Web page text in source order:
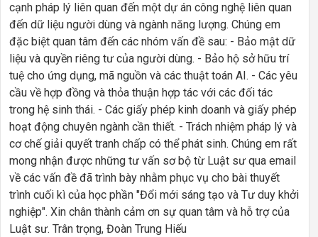
cạnh pháp lý liên quan đến một dự án công nghệ liên quan
đến dữ liệu người dùng và ngành năng lượng. Chúng em
đặc biệt quan tâm đến các nhóm vấn đề sau: - Bảo mật dữ
liệu và quyền riêng tư của người dùng. - Bảo hộ sở hữu trí
tuệ cho ứng dụng, mã nguồn và các thuật toán AI. - Các yêu
cầu về hợp đồng và thỏa thuận hợp tác với các đối tác
trong hệ sinh thái. - Các giấy phép kinh doanh và giấy phép
hoạt động chuyên ngành cần thiết. - Trách nhiệm pháp lý và
cơ chế giải quyết tranh chấp có thể phát sinh. Chúng em rất
mong nhận được những tư vấn sơ bộ từ Luật sư qua email
về các vấn đề đã trình bày nhằm phục vụ cho bài thuyết
trình cuối kì của học phần "Đổi mới sáng tạo và Tư duy khởi
nghiệp". Xin chân thành cảm ơn sự quan tâm và hỗ trợ của
Luật sư. Trân trọng, Đoàn Trung Hiếu